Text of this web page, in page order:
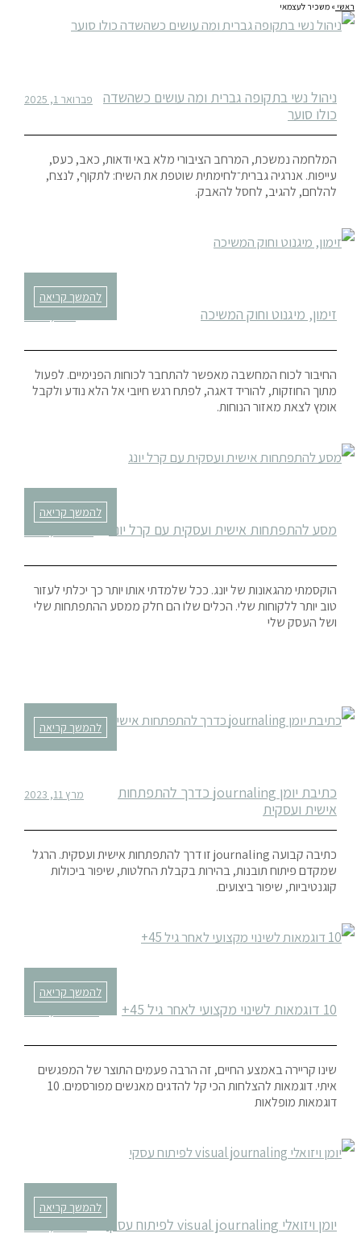
ראשי » משכיר לעצמאי
ניהול נשי בתקופה גברית ומה עושים כשהשדה
כולו סוער
פברואר 1, 2025
המלחמה נמשכת, המרחב הציבורי מלא באי ודאות, כאב, כעס,
עייפות. אנרגיה גברית־לחימתית שוטפת את השיח: לתקוף, לנצח,
להלחם, להגיב, לחסל להאבק.
להמשך קריאה
זימון, מיגנוט וחוק המשיכה
החיבור לכוח המחשבה מאפשר להתחבר לכוחות הפנימיים. לפעול
מתוך החוזקות, להוריד דאגה, לפתח רגש חיובי אל הלא נודע ולקבל
אומץ לצאת מאזור הנוחות.
להמשך קריאה
מסע להתפתחות אישית ועסקית עם קרל יונג
הוקסמתי מהגאונות של יונג. ככל שלמדתי אותו יותר כך יכלתי לעזור
טוב יותר ללקוחות שלי. הכלים שלו הם חלק ממסע ההתפתחות שלי
ושל העסק שלי
להמשך קריאה
כתיבת יומן journaling כדרך להתפתחות
אישית ועסקית
מרץ 11, 2023
כתיבה קבועה journaling זו דרך להתפתחות אישית ועסקית. הרגל
שמקדם פיתוח תובנות, בהירות בקבלת החלטות, שיפור ביכולות
קוגנטיביות, שיפור ביצועים.
להמשך קריאה
10 דוגמאות לשינוי מקצועי לאחר גיל 45+
שינו קריירה באמצע החיים, זה הרבה פעמים התוצר של המפגשים
איתי. דוגמאות להצלחות הכי קל להדגים מאנשים מפורסמים. 10
דוגמאות מופלאות
להמשך קריאה
יומן ויזואלי visual journaling לפיתוח עסקי